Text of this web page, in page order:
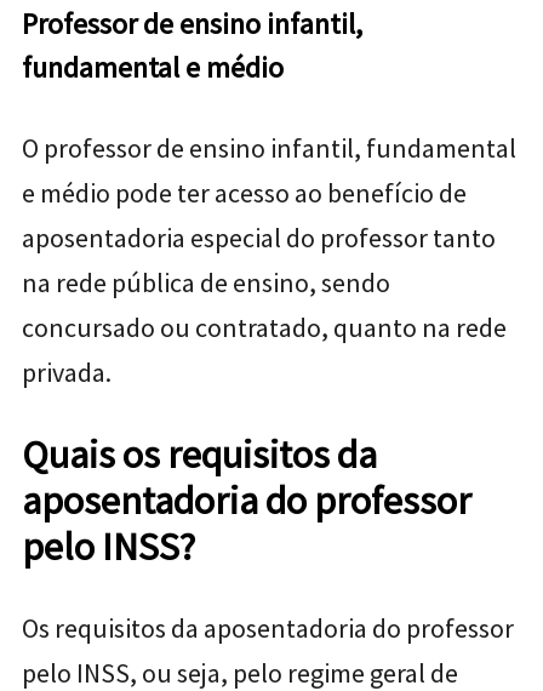
Professor de ensino infantil,
fundamental e médio
O professor de ensino infantil, fundamental
e médio pode ter acesso ao benefício de
aposentadoria especial do professor tanto
na rede pública de ensino, sendo
concursado ou contratado, quanto na rede
privada.
Quais os requisitos da
aposentadoria do professor
pelo INSS?
Os requisitos da aposentadoria do professor
pelo INSS, ou seja, pelo regime geral de